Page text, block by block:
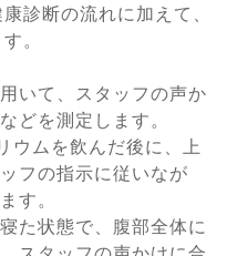
診断の流れに加えて、
。
いて、スタッフの声か
どを測定します。
ウムを飲んだ後に、上
フの指示に従いなが
す。
た状態で、腹部全体に